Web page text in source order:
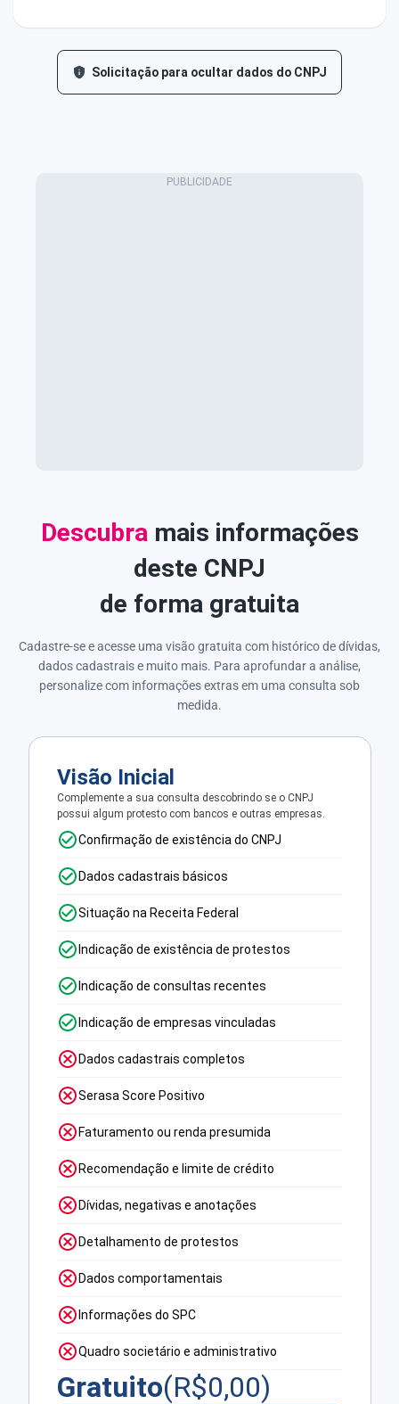
Solicitação para ocultar dados do CNPJ
Descubra mais informações
deste CNPJ
de forma gratuita
Cadastre-se e acesse uma visão gratuita com histórico de dívidas,
dados cadastrais e muito mais. Para aprofundar a análise,
personalize com informações extras em uma consulta sob
medida.
Visão Inicial
Complemente a sua consulta descobrindo se o CNPJ
possui algum protesto com bancos e outras empresas.
Confirmação de existência do CNPJ
Dados cadastrais básicos
Situação na Receita Federal
Indicação de existência de protestos
Indicação de consultas recentes
Indicação de empresas vinculadas
Dados cadastrais completos
Serasa Score Positivo
Faturamento ou renda presumida
Recomendação e limite de crédito
Dívidas, negativas e anotações
Detalhamento de protestos
Dados comportamentais
Informações do SPC
Quadro societário e administrativo
Gratuito(R$0,00)